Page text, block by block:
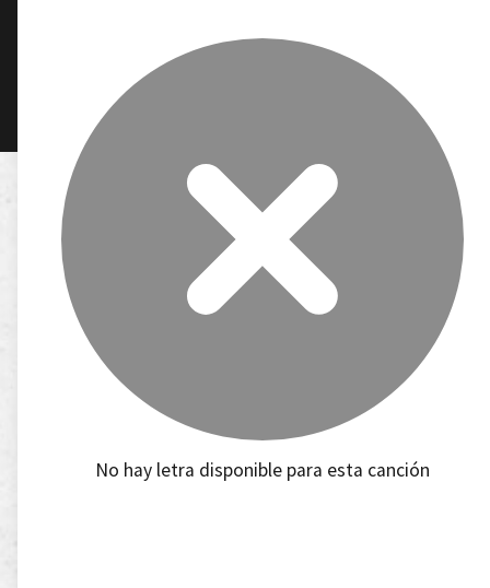
No hay letra disponible para esta canción